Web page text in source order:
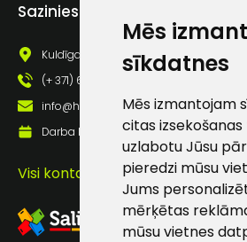
Mēs
sīkdatnes
Mēs izmantojam
citas
uzlabotu Jūsu
pieredzi mūsu
Jums
mērķētas
mūsu vietnes
Sazinies ar mums
Kuldīgas iela 69a, Saldus, Saldus nov.,
(+ 371) 63 881 186
info@hards.lv
Darba laiks: Darbadienās: 8:00 - 17:00
Visi kontakti